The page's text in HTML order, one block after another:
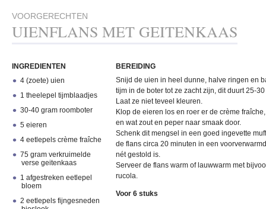
VOORGERECHTEN
UIENFLANS MET GEITENKAAS
INGREDIENTEN
4 (zoete) uien
1 theelepel tijmblaadjes
30-40 gram roomboter
5 eieren
4 eetlepels crème fraîche
75 gram verkruimelde
verse geitenkaas
1 afgestreken eetlepel
bloem
2 eetlepels fijngesneden
BEREIDING
Snijd de uien in heel dunne, halve ringen en
tijm in de boter tot ze zacht zijn, dit duurt 25-
Laat ze niet teveel kleuren.
Klop de eieren los en roer er de crème
en wat zout en peper naar smaak door.
Schenk dit mengsel in een goed ingevette
de flans circa 20 minuten in een
nét gestold is.
Serveer de flans warm of lauwwarm met
rucola.
Voor 6 stuks